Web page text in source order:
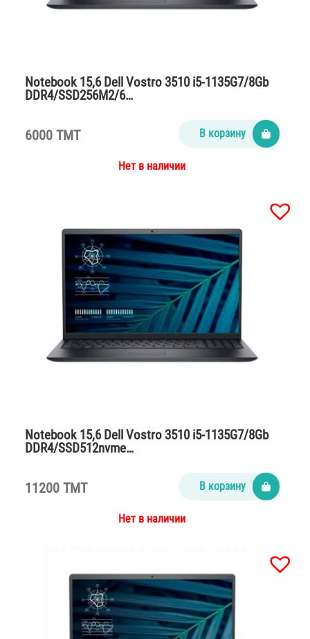
Notebook 15,6 Dell Vostro 3510 i5-1135G7/8Gb
DDR4/SSD256M2/6…
6000 TMT В корзину
Нет в наличии
Notebook 15,6 Dell Vostro 3510 i5-1135G7/8Gb
DDR4/SSD512nvme…
11200 TMT В корзину
Нет в наличии